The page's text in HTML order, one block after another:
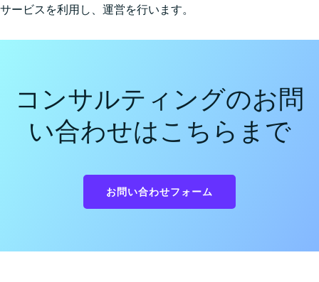
サービスを利⽤し、運営を⾏います。
コンサルティングのお問
い合わせはこちらまで
お問い合わせフォーム